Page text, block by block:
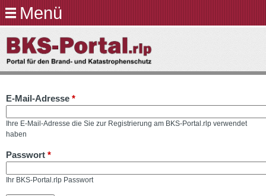
zum
Inhalt
BKS-
Portal.rlp
E-Mail-Adresse *
Ihre E-Mail-Adresse die Sie zur Registrierung am BKS-Portal.rlp verwendet
haben
Passwort *
Ihr BKS-Portal.rlp Passwort
Menü